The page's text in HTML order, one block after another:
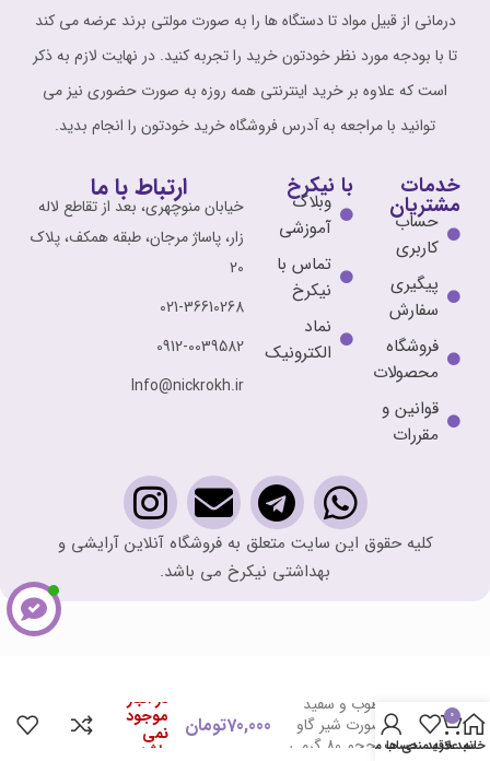
درمانی از قبیل مواد تا دستگاه ها را به صورت مولتی برند عرضه می کند
تا با بودجه مورد نظر خودتون خرید را تجربه کنید. در نهایت لازم به ذکر
است که علاوه بر خرید اینترنتی همه روزه به صورت حضوری نیز می
توانید با مراجعه به آدرس فروشگاه خرید خودتون را انجام بدید.
خدمات
مشتریان
حساب
کاربری
پیگیری
سفارش
فروشگاه
محصولات
قوانین و
مقررات
با نیکرخ
وبلاگ
آموزشی
تماس با
نیکرخ
نماد
الکترونیک
ارتباط با ما
خیابان منوچهری، بعد از تقاطع لاله
زار، پاساژ مرجان، طبقه همکف، پلاک
20
021-36610268
0912-0039582
Info@nickrokh.ir
کلیه حقوق این سایت متعلق به فروشگاه آنلاین آرایشی و
بهداشتی نیکرخ می باشد.
کرم مرطوب و سفید
کننده صورت شیر گاو
ایمیجز حجم 80 گرمی
70,000تومان
در انبار
موجود
نمی
باشد خانه
0
سبد خرید
علاقه مندی ها
حساب من